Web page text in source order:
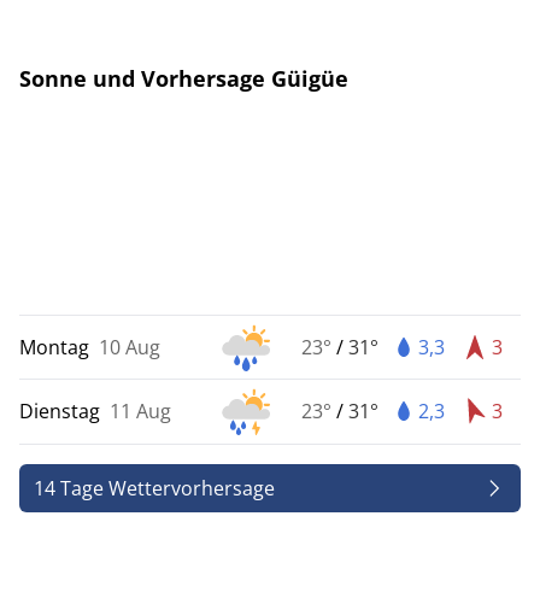
Sonne und Vorhersage Güigüe
Montag 10 Aug 23° /31° 3,3 3
Dienstag 11 Aug 23° /31° 2,3 3
14 Tage Wettervorhersage